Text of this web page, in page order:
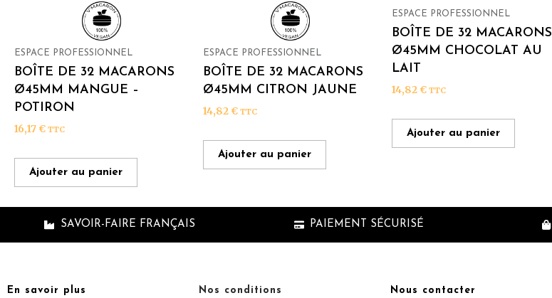
ESPACE PROFESSIONNEL
BOÎTE DE 32 MACARONS
Ø45MM MANGUE –
POTIRON
16,17 € TTC
Ajouter au panier
ESPACE PROFESSIONNEL
BOÎTE DE 32 MACARONS
Ø45MM CITRON JAUNE
14,82 € TTC
Ajouter au panier
ESPACE PROFESSIONNEL
BOÎTE DE 32 MACARONS
Ø45MM CHOCOLAT AU
LAIT
14,82 € TTC
Ajouter au panier
SAVOIR-FAIRE FRANÇAIS PAIEMENT SÉCURISÉ
En savoir plus Nos conditions
Nous contacter